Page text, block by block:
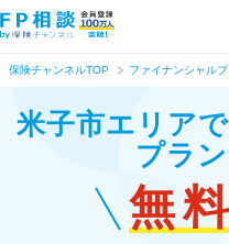
保険チャンネルTOP ファイナンシャル
米子市エリアで
プラ
無